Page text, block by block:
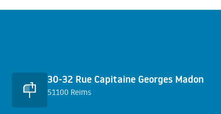
Accès rapides
30-32 Rue Capitaine Georges Madon
51100 Reims